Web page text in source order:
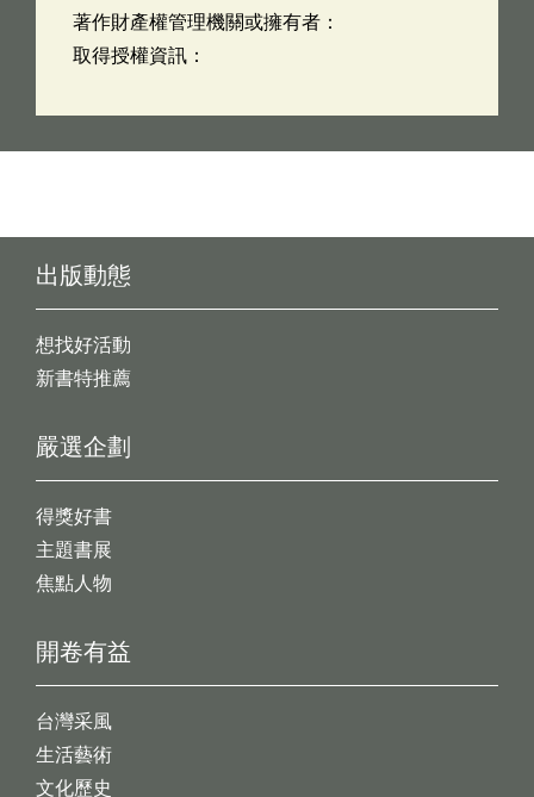
著作財產權管理機關或擁有者：
取得授權資訊：
出版動態
想找好活動
新書特推薦
開卷有益
台灣采風
生活藝術
文化歷史
嚴選企劃
得獎好書
主題書展
焦點人物